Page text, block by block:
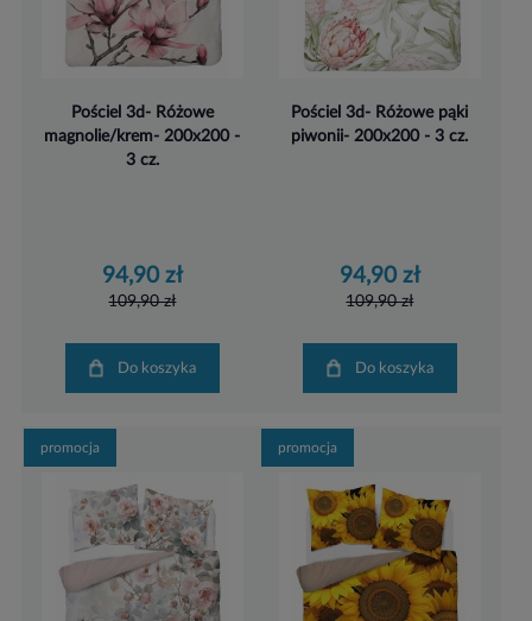
Pościel 3d- Różowe
magnolie/krem- 200x200 -
3 cz.
94,90 zł
109,90 zł
Do koszyka
Pościel 3d- Różowe pąki
piwonii- 200x200 - 3 cz.
94,90 zł
109,90 zł
Do koszyka
promocja promocja